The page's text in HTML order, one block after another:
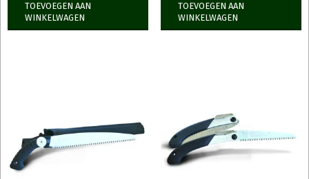
TOEVOEGEN AAN
WINKELWAGEN
TOEVOEGEN AAN
WINKELWAGEN